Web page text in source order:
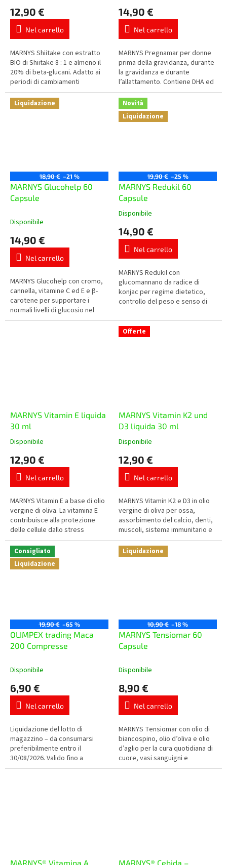
12,90 €
Nel carrello
MARNYS Shiitake con estratto
BIO di Shiitake 8 : 1 e almeno il
20% di beta-glucani. Adatto ai
periodi di cambiamenti
stagionali, maggiore carico e
alla cura quotidiana del...
14,90 €
Nel carrello
MARNYS Pregnamar per donne
prima della gravidanza, durante
la gravidanza e durante
l’allattamento. Contiene DHA ed
EPA da olio di pesce, acido
folico, iodio, ferro, zinco,...
Liquidazione
18,90 € –21 %
MARNYS Glucohelp 60
Capsule
Disponibile
14,90 €
Nel carrello
MARNYS Glucohelp con cromo,
cannella, vitamine C ed E e β-
carotene per supportare i
normali livelli di glucosio nel
sangue e il metabolismo dei
Novità
Liquidazione
19,90 € –25 %
MARNYS Redukil 60
Capsule
La
media
del
prodotto
5,0
su
5
stelle.
Disponibile
14,90 €
Nel carrello
MARNYS Redukil con
glucomannano da radice di
konjac per regime dietetico,
controllo del peso e senso di
giornaliera contiene 3 g di...
MARNYS Vitamin E liquida
30 ml
La
media
del
prodotto
5,0
su
5
stelle.
Disponibile
12,90 €
Nel carrello
MARNYS Vitamin E a base di olio
vergine di oliva. La vitamina E
contribuisce alla protezione
delle cellule dallo stress
ossidativo, la dose giornaliera
contiene 12 mg di...
Offerte
MARNYS Vitamin K2 und
D3 liquida 30 ml
La
media
del
prodotto
5,0
su
5
stelle.
Disponibile
12,90 €
Nel carrello
MARNYS Vitamin K2 e D3 in olio
vergine di oliva per ossa,
assorbimento del calcio, denti,
muscoli, sistema immunitario e
normale coagulazione del
sangue.
Consigliato
Liquidazione
19,90 € –65 %
OLIMPEX trading Маca
200 Compresse
Disponibile
6,90 €
Nel carrello
Liquidazione del lotto di
magazzino – da consumarsi
preferibilmente entro il
30/08/2026. Valido fino a
esaurimento scorte. OLIMPEX
Liquidazione
10,90 € –18 %
MARNYS Tensiomar 60
Capsule
Disponibile
8,90 €
Nel carrello
MARNYS Tensiomar con olio di
biancospino, olio d’oliva e olio
d’aglio per la cura quotidiana di
cuore, vasi sanguigni e
circolazione. Ogni capsula
MARNYS® Vitamina A MARNYS® Cebida –